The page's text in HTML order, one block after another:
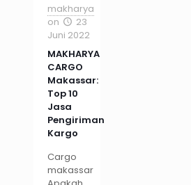
makharya
on
23
Juni 2022
MAKHARYA
CARGO
Makassar:
Top 10
Jasa
Pengiriman
Kargo
Cargo
makassar